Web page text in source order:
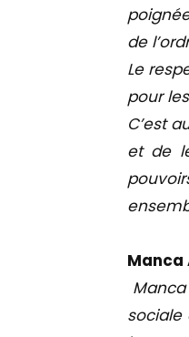
de
Le
pour
C’est
et de
Manca